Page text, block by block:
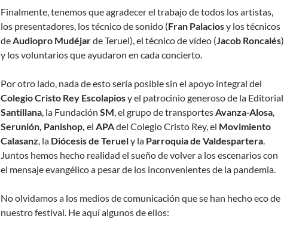
Finalmente, tenemos que agradecer el trabajo de todos los artistas,
los presentadores, los técnico de sonido (Fran Palaciosy los técnicos
deAudiopro Mudéjarde Teruel), el técnico de vídeo (Jacob Roncalés)
y los voluntarios que ayudaron en cada concierto.
Por otro lado, nada de esto sería posible sin el apoyo integral del
Colegio Cristo Rey Escolapiosy el patrocinio generoso de la Editorial
Santillana, la Fundación SM, el grupo de transportesAvanza-Alosa,
Serunión, Panishop, el APAdel Colegio Cristo Rey, el Movimiento
Calasanz, la Diócesis de Teruely la Parroquia de Valdespartera.
Juntos hemos hecho realidad el sueño de volver a los escenarios con
el mensaje evangélico a pesar de los inconvenientes de la pandemia.
No olvidamos a los medios de comunicación que se han hecho eco de
nuestro festival. He aquí algunos de ellos: